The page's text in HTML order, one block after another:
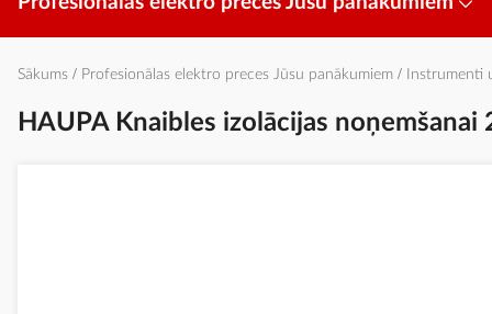
Sākums Profesionālas elektro preces Jūsu panākumiem Instrumenti
HAUPA Knaibles izolācijas